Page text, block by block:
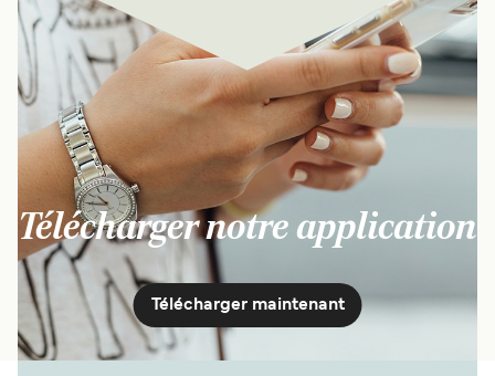
Télécharger notre application
Télécharger maintenant